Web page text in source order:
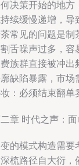
决策开始的地方
续缓慢递增，导
常见的问题是制
舌噪声过多，容
族群直接被冲出
缺陷暴露，市场
：必须结束翻单
章 时代之声：
的模式构造需要
梳路径自大衍，